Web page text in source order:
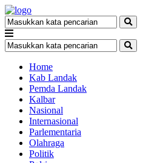
Home
Kab Landak
Pemda Landak
Kalbar
Nasional
Internasional
Parlementaria
Olahraga
Politik